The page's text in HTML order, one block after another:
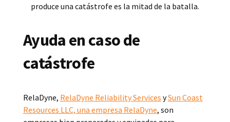
produce una catástrofe es la mitad de la batalla.
Ayuda en caso de
catástrofe
RelaDyne, RelaDyne Reliability Services ySun Coast
Resources LLC, una empresa RelaDyne, son